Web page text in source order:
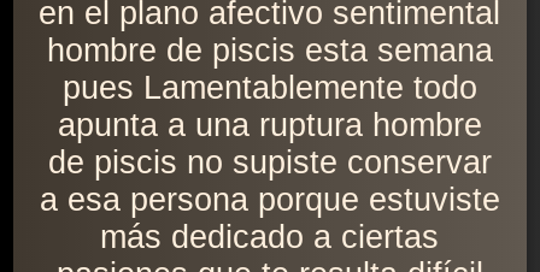
en el plano afectivo sentimental
hombre de piscis esta semana
pues Lamentablemente todo
apunta a una ruptura hombre
de piscis no supiste conservar
a esa persona porque estuviste
más dedicado a ciertas